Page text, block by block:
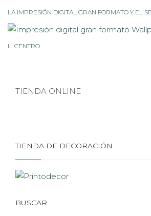
LA IMPRESIÓN DIGITAL GRAN FORMATO Y EL
IL CENTRO
TIENDA ONLINE
TIENDA DE DECORACIÓN
BUSCAR